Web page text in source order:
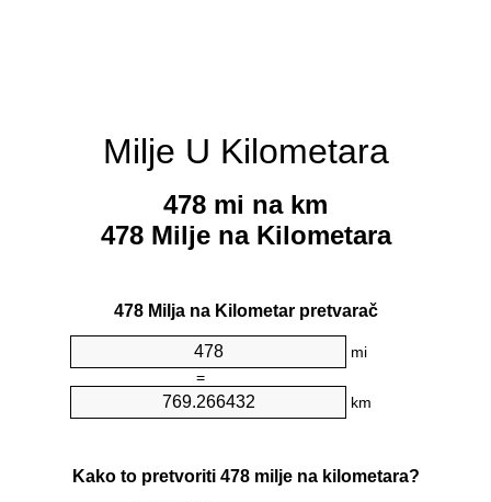
Milje U Kilometara
478 mi na km
478 Milje na Kilometara
478 Milja na Kilometar pretvarač
mi
=
km
Kako to pretvoriti 478 milje na kilometara?